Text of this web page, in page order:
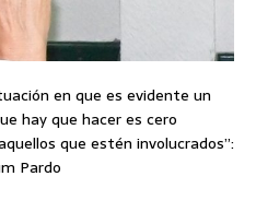
en que es evidente un
hay que hacer es cero
que estén involucrados”:
Pardo